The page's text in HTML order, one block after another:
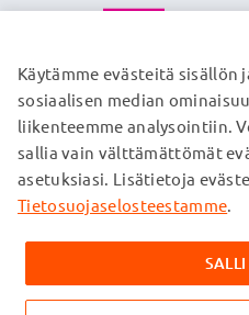
TOIMITUSKUMPPANIMME
© subtel.fi 2026
Kaikki hinnat sisältävät
toimituskuluja. Kaikki
verkkosivuillamme
Käytämme evästeitä
sosiaalisen median
liikenteemme analysointiin.
sallia vain välttämättömät
asetuksiasi. Lisätietoja
Tietosuojaselosteestamme.